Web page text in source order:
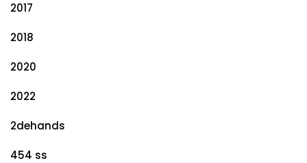
2017
2018
2020
2022
2dehands
454 ss